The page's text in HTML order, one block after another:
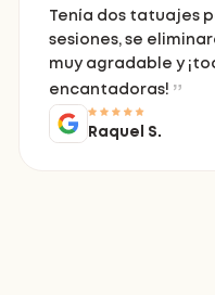
Tenía dos tatuajes
sesiones, se
muy agradable y
encantadoras!
Raquel S.